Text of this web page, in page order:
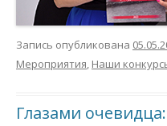
Запись опубликована
Мероприятия, Наши
Глазами